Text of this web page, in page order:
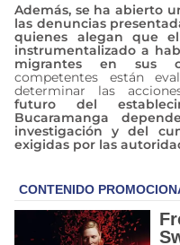
Además, se ha abierto
las denuncias
quienes alegan que
instrumentalizado a
migrantes en sus
competentes están
determinar las
futuro del
Bucaramanga
investigación y del
exigidas por las